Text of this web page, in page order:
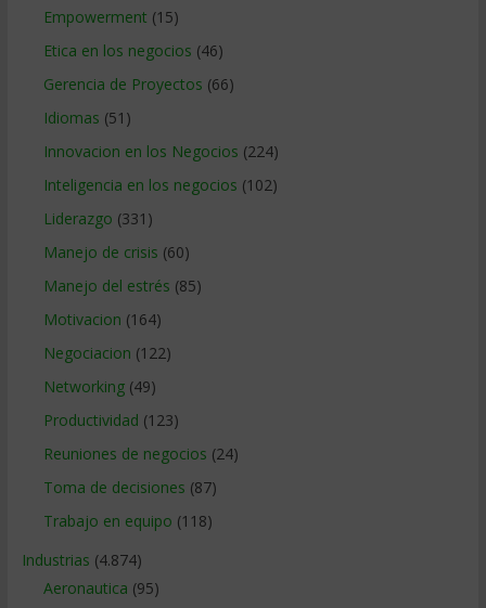
Empowerment (15)
Etica en los negocios (46)
Gerencia de Proyectos (66)
Idiomas (51)
Innovacion en los Negocios (224)
Inteligencia en los negocios (102)
Liderazgo (331)
Manejo de crisis (60)
Manejo del estrés (85)
Motivacion (164)
Negociacion (122)
Networking(49)
Productividad (123)
Reuniones de negocios (24)
Toma de decisiones (87)
Trabajo en equipo (118)
Industrias (4.874)
Aeronautica (95)